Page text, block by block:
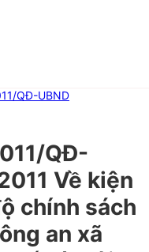
QĐ-UBND
QĐ-
Về kiện
chính sách
an xã